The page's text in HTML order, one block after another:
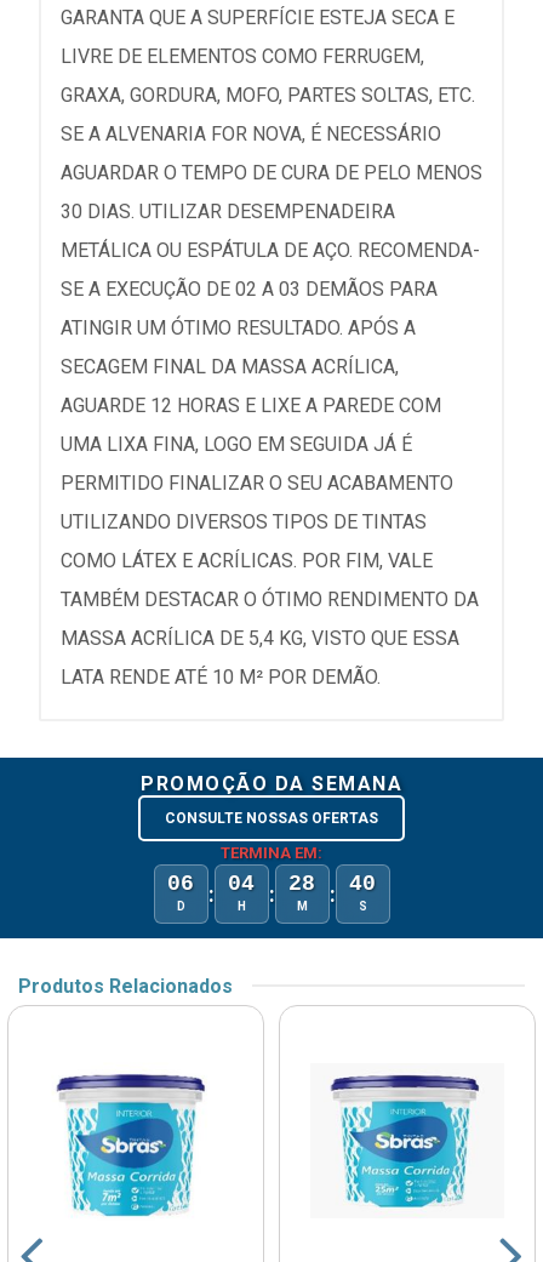
GARANTA QUE A SUPERFÍCIE ESTEJA SECA E
LIVRE DE ELEMENTOS COMO FERRUGEM,
GRAXA, GORDURA, MOFO, PARTES SOLTAS, ETC.
SE A ALVENARIA FOR NOVA, É NECESSÁRIO
AGUARDAR O TEMPO DE CURA DE PELO MENOS
30 DIAS. UTILIZAR DESEMPENADEIRA
METÁLICA OU ESPÁTULA DE AÇO. RECOMENDA-
SE A EXECUÇÃO DE 02 A 03 DEMÃOS PARA
ATINGIR UM ÓTIMO RESULTADO. APÓS A
SECAGEM FINAL DA MASSA ACRÍLICA,
AGUARDE 12 HORAS E LIXE A PAREDE COM
UMA LIXA FINA, LOGO EM SEGUIDA JÁ É
PERMITIDO FINALIZAR O SEU ACABAMENTO
UTILIZANDO DIVERSOS TIPOS DE TINTAS
COMO LÁTEX E ACRÍLICAS. POR FIM, VALE
TAMBÉM DESTACAR O ÓTIMO RENDIMENTO DA
MASSA ACRÍLICA DE 5,4 KG, VISTO QUE ESSA
LATA RENDE ATÉ 10 M² POR DEMÃO.
PROMOÇÃO DA SEMANA
CONSULTE NOSSAS OFERTAS
TERMINA EM:
06
D : 04
H : 28
M : 40
S
Produtos Relacionados